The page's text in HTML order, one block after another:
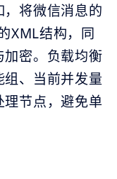
将微信消息的
XML结构，同
密。负载均衡
、当前并发量
节点，避免单